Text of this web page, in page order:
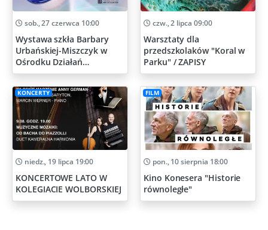
sob., 27 czerwca 10:00
Wystawa szkła Barbary
Urbańskiej-Miszczyk w
Ośrodku Działań
Artystycznych
czw., 2 lipca 09:00
Warsztaty dla
przedszkolaków "Koral w
Parku" / ZAPISY
KONCERTY
niedz., 19 lipca 19:00
KONCERTOWE LATO W
KOLEGIACIE WOLBORSKIEJ
FILM
pon., 10 sierpnia 18:00
Kino Konesera "Historie
równoległe"